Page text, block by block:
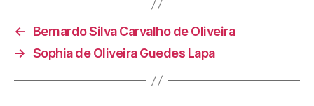
←
Bernardo Silva Carvalho de Oliveira
→ Sophia de Oliveira Guedes Lapa